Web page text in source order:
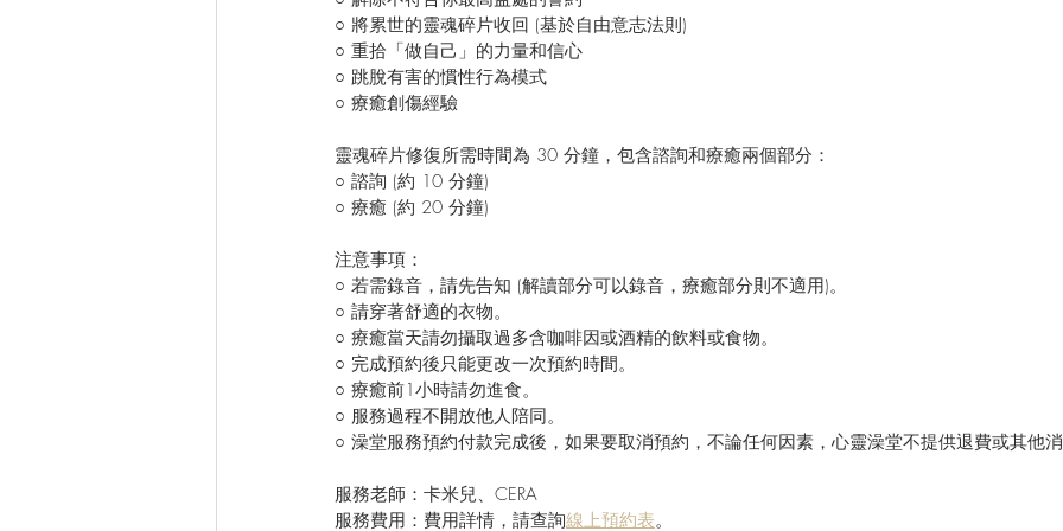
○ 將累世的靈魂碎片收回 (基於自由意志法則)
○ 重拾「做自己」的力量和信心
○ 跳脫有害的慣性行為模式
○ 療癒創傷經驗
靈魂碎片修復所需時間為 30 分鐘，包含諮詢和療癒兩個部分：
○ 諮詢 (約 10 分鐘)
○ 療癒 (約 20 分鐘)
注意事項：
○ 若需錄音，請先告知 (解讀部分可以錄音，療癒部分則不適用)。
○ 請穿著舒適的衣物。
○ 療癒當天請勿攝取過多含咖啡因或酒精的飲料或食物。
○ 完成預約後只能更改一次預約時間。
○ 療癒前1小時請勿進食。
○ 服務過程不開放他人陪同。
○ 澡堂服務預約付款完成後，如果要取消預約，不論任何因素，心靈澡堂不提供退費或其他消
服務老師：卡米兒、CERA
服務費用：費用詳情，請查詢線上預約表。